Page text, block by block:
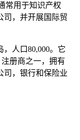
常用于知识产权
司，并开展国际贸
人口80,000。它
册商之一，拥有
司，银行和保险业